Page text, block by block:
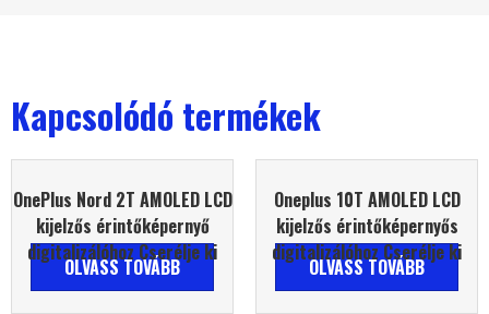
Kapcsolódó termékek
OnePlus Nord 2T AMOLED LCD
kijelzős érintőképernyő
digitalizálóhoz Cserélje ki
OLVASS TOVÁBB
Oneplus 10T AMOLED LCD
kijelzős érintőképernyős
digitalizálóhoz Cserélje ki
OLVASS TOVÁBB